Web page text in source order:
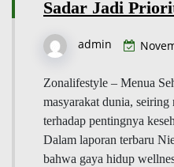
Sadar Jadi
admin
Zonalifestyle – Menua
masyarakat dunia, seiring
terhadap pentingnya
Dalam laporan terbaru
bahwa gaya hidup